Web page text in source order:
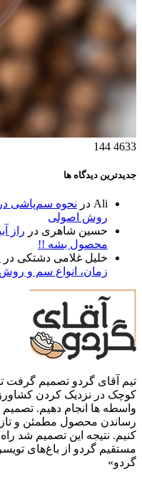
4633
144
جدیدترین دیدگاه ها
Ali در نحوه سم‌پاشی
روش اصولی
حسین شاهری در راز
محصول بشه !!
خلیل غلامی دشتکی در
زمان، انواع سم و
تیم آقای گردو تصمیم گرفت
کوچک در نزدیک کردن
واسطه ها انجام دهیم. تصمیم
رساندن محصول مطمئن و
کنیم. نتیجه این تصمیم شد
مستقیم گردو از باغ‌های
گردو»